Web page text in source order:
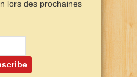
lors des prochaines